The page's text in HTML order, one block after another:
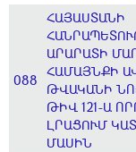
088
ՀԱՅԱՍՏԱՆԻ
ԱՐԱՐԱՏԻ
ՀԱՄԱՅՆՔԻ
ԹՎԱԿԱՆԻ
ԹԻՎ 121-Ա
ԼՐԱՑՈՒՄ
ՄԱՍԻՆ